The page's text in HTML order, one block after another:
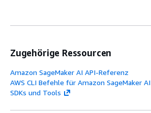
Zugehörige Ressourcen
Amazon SageMaker AI API-Referenz
AWS CLI Befehle für Amazon SageMaker AI
SDKs und Tools